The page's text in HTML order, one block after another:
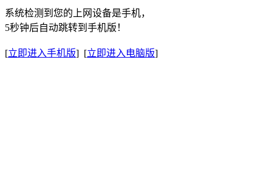
系统检测到您的上网设备是手机，
5秒钟后自动跳转到手机版！
[立即进入手机版] [立即进入电脑版]